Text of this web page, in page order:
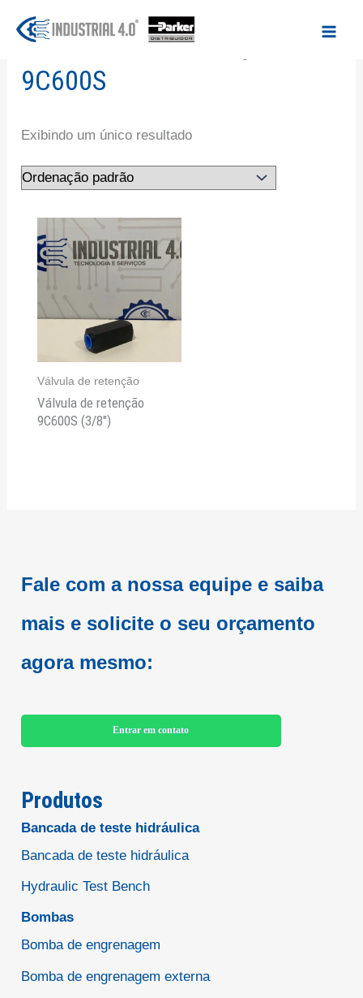
para
conteúdo
9C600S
Exibindo um único resultado
Válvula de retenção
Válvula de retenção
9C600S (3/8″)
Fale com a nossa equipe e saiba
mais e solicite o seu orçamento
agora mesmo:
Entrar em contato
Produtos
Bancada de teste hidráulica
Bancada de teste hidráulica
Hydraulic Test Bench
Bombas
Bomba de engrenagem
Bomba de engrenagem externa